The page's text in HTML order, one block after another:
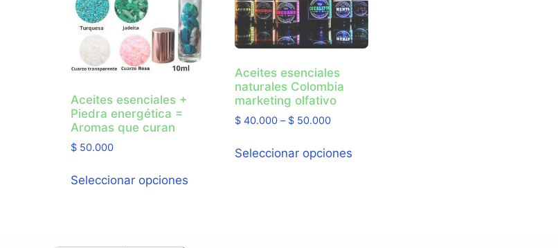
Aceites esenciales +
Piedra energética =
Aromas que curan
$ 50.000
Seleccionar opciones
Aceites esenciales
naturales Colombia
marketing olfativo
$40.000– $50.000
Seleccionar opciones